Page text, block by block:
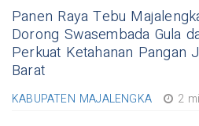
Panen Raya Tebu
Dorong Swasembada Gula
Perkuat Ketahanan Pangan
Barat
KABUPATEN MAJALENGKA 2